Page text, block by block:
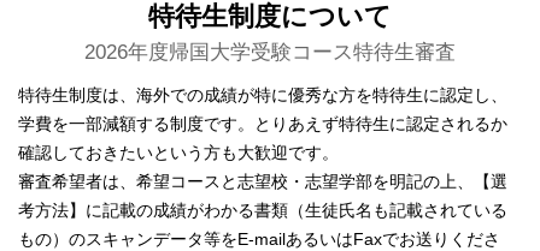
特待生制度について
2026年度帰国大学受験コース特待生審査
特待生制度は、海外での成績が特に優秀な方を特待生に認定し、
学費を一部減額する制度です。とりあえず特待生に認定されるか
確認しておきたいという方も大歓迎です。
審査希望者は、希望コースと志望校・志望学部を明記の上、【選
考方法】に記載の成績がわかる書類（生徒氏名も記載されている
もの）のスキャンデータ等をE-mailあるいはFaxでお送りくださ